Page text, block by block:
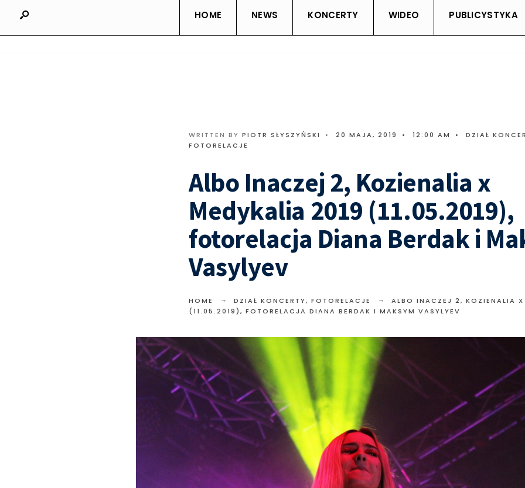
HOME NEWS KONCERTY WIDEO PUBLICYSTYKA
WRITTEN BY PIOTR SŁYSZYŃSKI • 20 MAJA, 2019 • 12:00 AM •
DZIAŁ
FOTORELACJE
Albo Inaczej 2, Kozienalia x
Medykalia 2019 (11.05.2019),
fotorelacja Diana Berdak i
Vasylyev
HOME DZIAŁ KONCERTY, FOTORELACJE
ALBO INACZEJ 2, KOZIENALIA
(11.05.2019), FOTORELACJA DIANA BERDAK I MAKSYM VASYLYEV